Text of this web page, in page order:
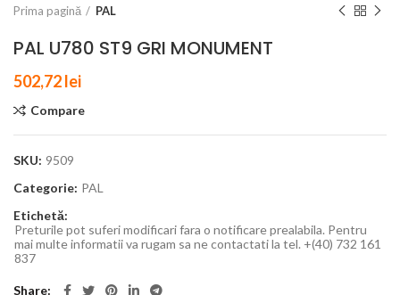
Prima pagină PAL
PAL U780 ST9 GRI MONUMENT
502,72lei
Compare
SKU: 9509
Categorie: PAL
Etichetă:
Preturile pot suferi modificari fara o notificare prealabila. Pentru
mai multe informatii va rugam sa ne contactati la tel. +(40) 732 161
837
Share